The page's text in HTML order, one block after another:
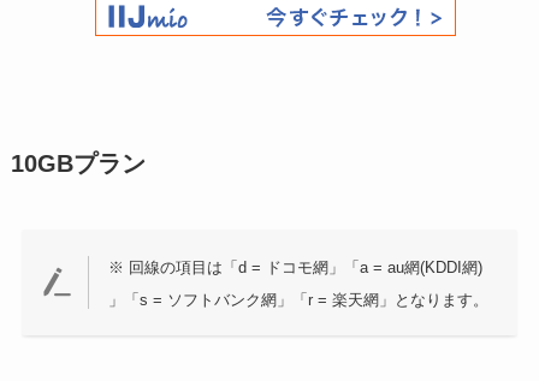
10GBプラン
※ 回線の項目は「d = ドコモ網」「a = au網(KDDI網)
」「s = ソフトバンク網」「r = 楽天網」となります。